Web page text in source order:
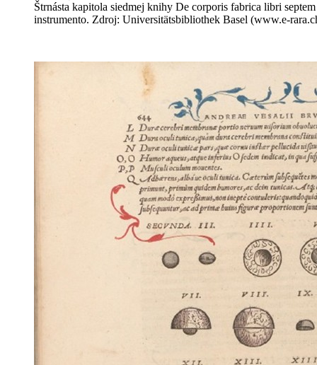
Štrnásta kapitola siedmej knihy De corporis fabrica libri
instrumento. Zdroj: Universitätsbibliothek Basel (www.e-